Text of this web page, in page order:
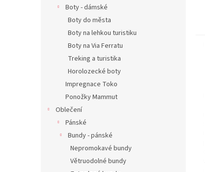
Boty - dámské
Boty do města
Boty na lehkou turistiku
Boty na Via Ferratu
Treking a turistika
Horolozecké boty
Impregnace Toko
Ponožky Mammut
Oblečení
Pánské
Bundy - pánské
Nepromokavé bundy
Větruodolné bundy